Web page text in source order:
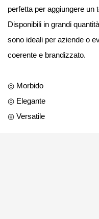
perfetta per aggiungere un
Disponibili in grandi
sono ideali per aziende o
coerente e brandizzato.
◎ Morbido
◎ Elegante
◎ Versatile